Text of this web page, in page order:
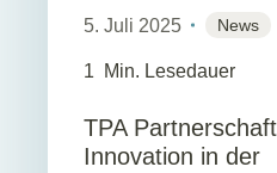
5. Juli 2025 News
1 Min. Lesedauer
TPA
Innovation in der